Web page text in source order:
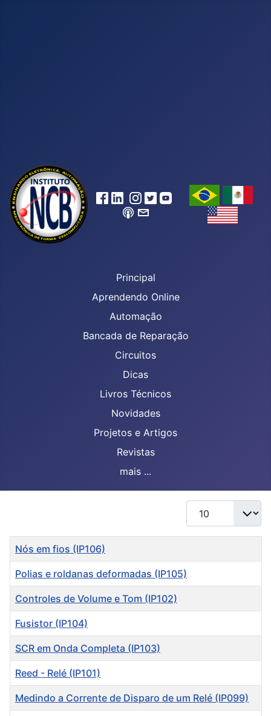
Principal
Aprendendo Online
Automação
Bancada de Reparação
Circuitos
Dicas
Livros Técnicos
Novidades
Projetos e Artigos
Revistas
mais ...
Mostrar #
Título
Nós em fios (IP106)
Polias e roldanas deformadas (IP105)
Controles de Volume e Tom (IP102)
Fusistor (IP104)
SCR em Onda Completa (IP103)
Reed - Relé (IP101)
Medindo a Corrente de Disparo de um Relé (IP099)